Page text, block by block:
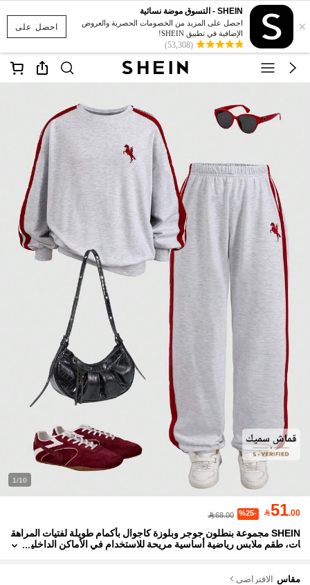
احصل على ×
SHEIN - التسوق موضة نسائية
احصل على المزيد من الخصومات الحصرية والعروض
الإضافية في تطبيق SHEIN!
(53,308)
1/10
51.00
%25-
68.00
SHEIN مجموعة بنطلون جوجر وبلوزة كاجوال بأكمام طويلة لفتيات المراهق
ات، طقم ملابس رياضية أساسية مريحة للاستخدام في الأماكن الداخلي
موعة
مقاس الافتراضي